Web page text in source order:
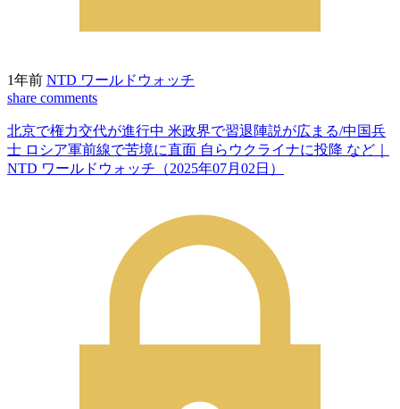
1年前 NTD ワールドウォッチ
share comments
北京で権力交代が進行中 米政界で習退陣説が広まる/中国兵
士 ロシア軍前線で苦境に直面 自らウクライナに投降 など｜
NTD ワールドウォッチ（2025年07月02日）